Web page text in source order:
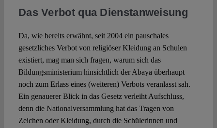
Das Verbot qua Dienstanweisung
Da, wie bereits erwähnt, seit 2004 ein pauschales
gesetzliches Verbot von religiöser Kleidung an Schulen
existiert, mag man sich fragen, warum sich das
Bildungsministerium hinsichtlich der Abaya überhaupt
noch zum Erlass eines (weiteren) Verbots veranlasst sah.
Ein genauerer Blick in das Gesetz verleiht Aufschluss,
denn die Nationalversammlung hat das Tragen von
Zeichen oder Kleidung, durch die Schülerinnen und